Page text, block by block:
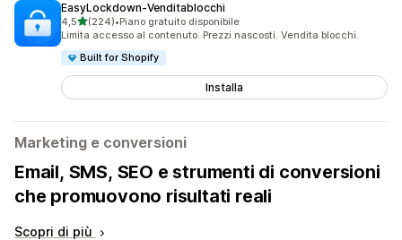
EasyLockdown‑Venditablocchi
4,5stelle su 5
(224)
224 recensioni totali
•Piano gratuito disponibile
Limita accesso al contenuto. Prezzi nascosti. Vendita blocchi.
Built for Shopify
Installa
Marketing e conversioni
Email, SMS, SEO e strumenti di conversioni
che promuovono risultati reali
Scopri di più